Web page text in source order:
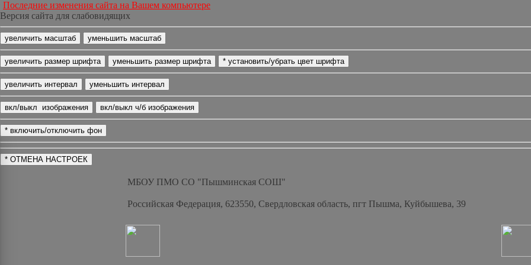
Последние изменения сайта на Вашем компьютере
Версия сайта для слабовидящих
МБОУ ПМО СО "Пышминская СОШ"
Российская Федерация, 623550, Свердловская область, пгт Пышма, Куйбышева, 39